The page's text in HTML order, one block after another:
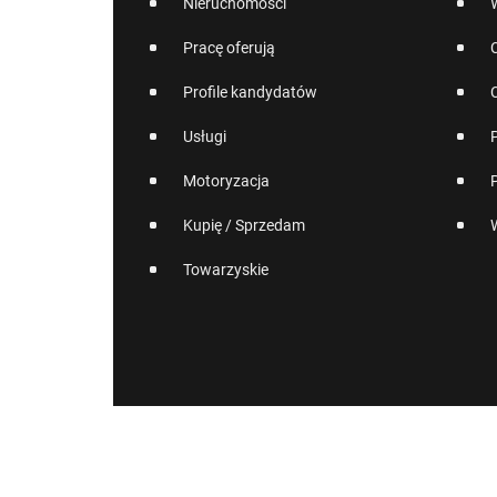
Pracę oferują
Profile kandydatów
Usługi
Motoryzacja
Kupię / Sprzedam
Towarzyskie